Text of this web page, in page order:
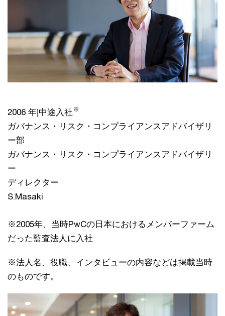
2006 年|中途入社※
ガバナンス・リスク・コンプライアンスアドバイザリ
ー部
ガバナンス・リスク・コンプライアンスアドバイザリ
ー
ディレクター
S.Masaki
※2005年、当時PwCの日本におけるメンバーファーム
だった監査法人に入社
※法人名、役職、インタビューの内容などは掲載当時
のものです。